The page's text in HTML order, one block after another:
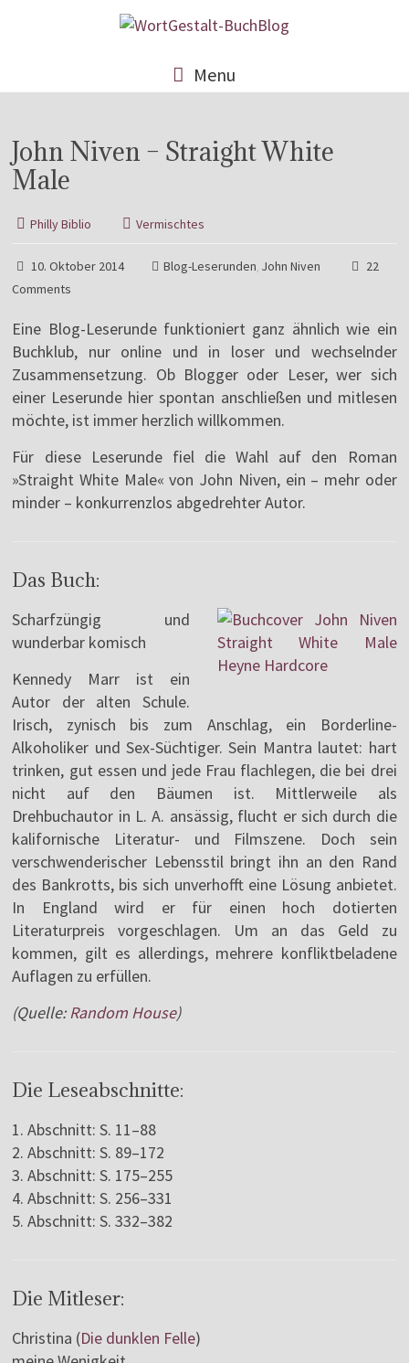
Menu
John Niven – Straight White
Male
Philly Biblio Vermischtes
10. Oktober 2014 Blog-Leserunden, John Niven
22
Comments
Eine Blog-Leserunde funktioniert ganz ähnlich wie ein
Buchklub, nur online und in loser und wechselnder
Zusammensetzung. Ob Blogger oder Leser, wer sich
einer Leserunde hier spontan anschließen und mitlesen
möchte, ist immer herzlich willkommen.
Für diese Leserunde fiel die Wahl auf den Roman
»Straight White Male« von John Niven, ein – mehr oder
minder – konkurrenzlos abgedrehter Autor.
Das Buch:
Scharfzüngig und
wunderbar komisch
Kennedy Marr ist ein
Autor der alten Schule.
Irisch, zynisch bis zum Anschlag, ein Borderline-
Alkoholiker und Sex-Süchtiger. Sein Mantra lautet: hart
trinken, gut essen und jede Frau flachlegen, die bei drei
nicht auf den Bäumen ist. Mittlerweile als
Drehbuchautor in L. A. ansässig, flucht er sich durch die
kalifornische Literatur- und Filmszene. Doch sein
verschwenderischer Lebensstil bringt ihn an den Rand
des Bankrotts, bis sich unverhofft eine Lösung anbietet.
In England wird er für einen hoch dotierten
Literaturpreis vorgeschlagen. Um an das Geld zu
kommen, gilt es allerdings, mehrere konfliktbeladene
Auflagen zu erfüllen.
(Quelle:Random House)
Die Leseabschnitte:
1. Abschnitt: S. 11–88
2. Abschnitt: S. 89–172
3. Abschnitt: S. 175–255
4. Abschnitt: S. 256–331
5. Abschnitt: S. 332–382
Die Mitleser:
Christina (Die dunklen Felle)